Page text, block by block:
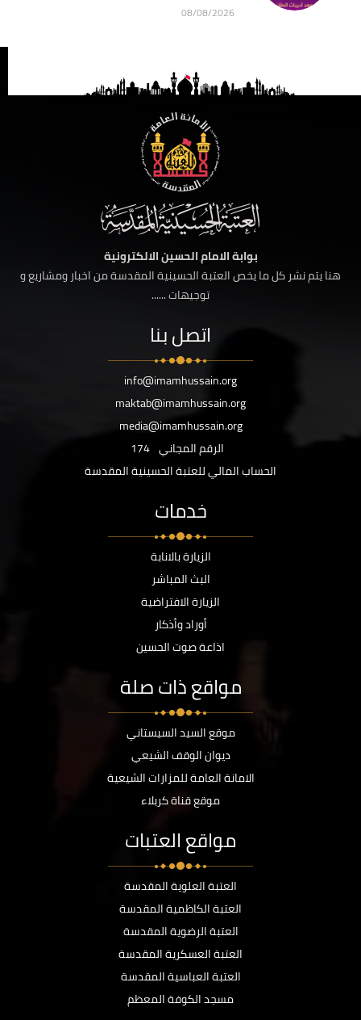
08/08/2026
بوابة الامام الحسين الالكترونية
هنا يتم نشر كل ما يخص العتبة الحسينية المقدسة من اخبار ومشاريع و
توجيهات ......
اتصل بنا
info@imamhussain.org
maktab@imamhussain.org
media@imamhussain.org
الرقم المجاني 174
الحساب المالي للعتبة الحسينية المقدسة
خدمات
الزيارة بالانابة
البث المباشر
الزيارة الافتراضية
أوراد وأذكار
اذاعة صوت الحسين
مواقع ذات صلة
موقع السيد السيستاني
ديوان الوقف الشيعي
الامانة العامة للمزارات الشيعية
موقع قناة كربلاء
مواقع العتبات
العتبة العلوية المقدسة
العتبة الكاظمية المقدسة
العتبة الرضوية المقدسة
العتبة العسكرية المقدسة
العتبة العباسية المقدسة
مسجد الكوفة المعظم